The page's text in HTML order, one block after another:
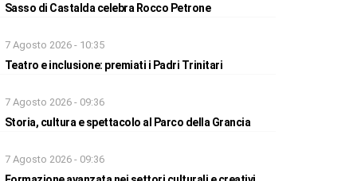
Sasso di Castalda celebra Rocco Petrone
7 Agosto 2026 - 10:35
Teatro e inclusione: premiati i Padri Trinitari
7 Agosto 2026 - 09:36
Storia, cultura e spettacolo al Parco della Grancia
7 Agosto 2026 - 09:36